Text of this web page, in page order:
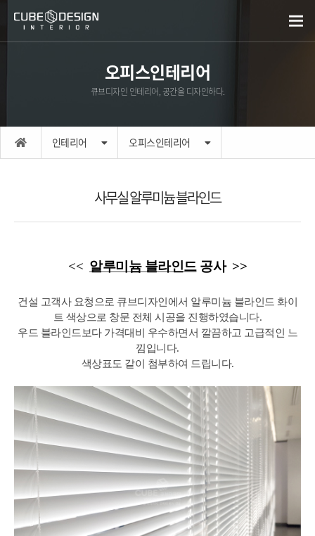
오피스인테리어
큐브디자인 인테리어, 공간을 디자인하다.
인테리어 오피스인테리어
사무실 알루미늄 블라인드
​<< 알루미늄 블라인드공사 >>
건설 고객사 요청으로 큐브디자인에서 알루미늄 블라인드 화이
트 색상으로 창문 전체 시공을 진행하였습니다.
우드 블라인드보다 가격대비 우수하면서 깔끔하고 고급적인 느
낌입니다.
색상표도 같이 첨부하여 드립니다.